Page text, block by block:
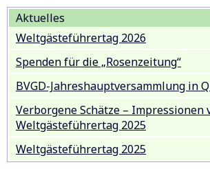
Aktuelles
Weltgästeführertag 2026
Spenden für die „Rosenzeitung“
BVGD-Jahreshauptversammlung in
Verborgene Schätze – Impressionen
Weltgästeführertag 2025
Weltgästeführertag 2025